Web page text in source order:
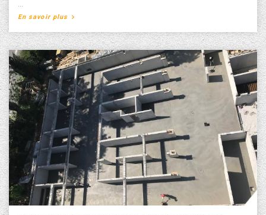
Architecture. La livraison de la résidence Cityzen est prévue en 2019.
En savoir plus A propos de Construction de la Résidence Cityzen à